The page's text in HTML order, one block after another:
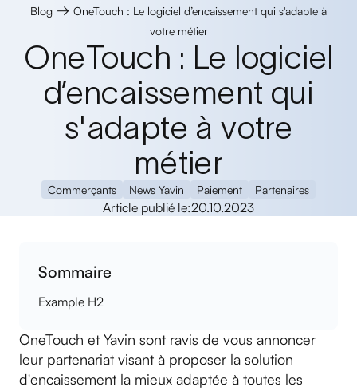
Blog → OneTouch : Le logiciel d’encaissement qui s'adapte à
votre métier
OneTouch : Le logiciel
d’encaissement qui
s'adapte à votre
métier
Commerçants News Yavin Paiement Partenaires
Article publié le:20.10.2023
Sommaire
Example H2
OneTouch et Yavin sont ravis de vous annoncer
leur partenariat visant à proposer la solution
d'encaissement la mieux adaptée à toutes les